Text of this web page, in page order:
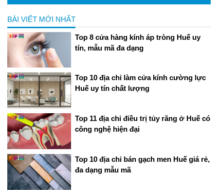
Top 11 địa chỉ điều trị tủy răng ở Huế có công nghệ
hiện đại
BÀI VIẾT MỚI NHẤT
Top 8 cửa hàng kính áp tròng Huế uy
tín, mẫu mã đa dạng
Top 10 địa chỉ làm cửa kính cường lực
Huế uy tín chất lượng
Top 11 địa chỉ điều trị tủy răng ở Huế có
công nghệ hiện đại
Top 10 địa chỉ bán gạch men Huế giá rẻ,
đa dạng mẫu mã